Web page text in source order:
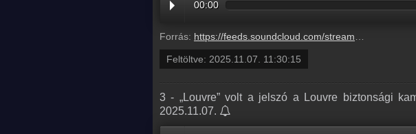
00:00
Forrás: https://feeds.soundcloud.com/stream/2208431939-radio1hungary-5-van-olyan-hogy-szerelem-elso-latasra-5.mp3
Feltöltve: 2025.11.07. 11:30:15
3 - „Louvre” volt a jelszó a Louvre biztonsági
2025.11.07.